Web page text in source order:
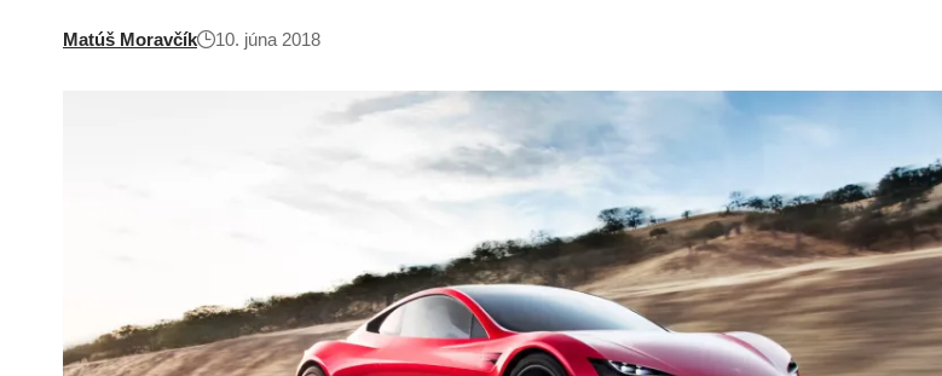
Matúš Moravčík 10. júna 2018